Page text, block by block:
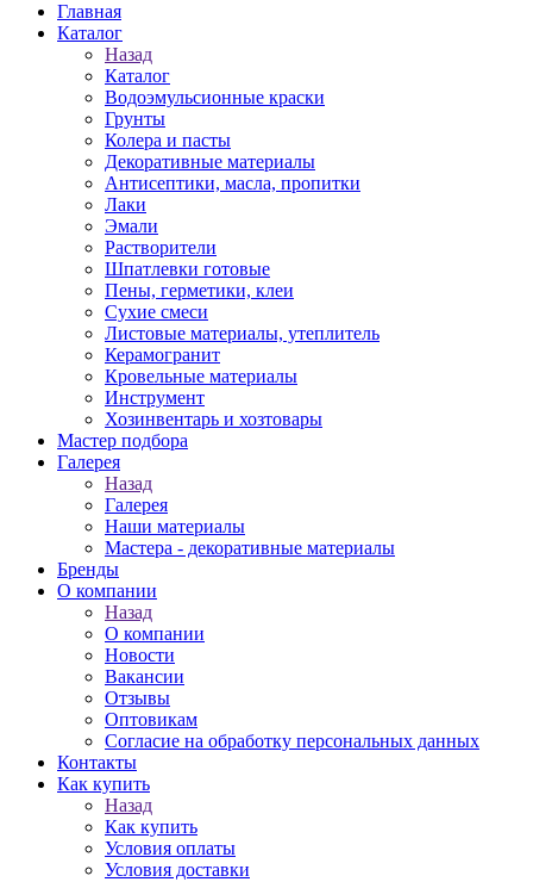
Главная
Каталог
Назад
Каталог
Водоэмульсионные краски
Грунты
Колера и пасты
Декоративные материалы
Антисептики, масла, пропитки
Лаки
Эмали
Растворители
Шпатлевки готовые
Пены, герметики, клеи
Сухие смеси
Листовые материалы, утеплитель
Керамогранит
Кровельные материалы
Инструмент
Хозинвентарь и хозтовары
Мастер подбора
Галерея
Назад
Галерея
Наши материалы
Мастера - декоративные материалы
Бренды
О компании
Назад
О компании
Новости
Вакансии
Отзывы
Оптовикам
Cогласие на обработку персональных данных
Контакты
Как купить
Назад
Как купить
Условия оплаты
Условия доставки